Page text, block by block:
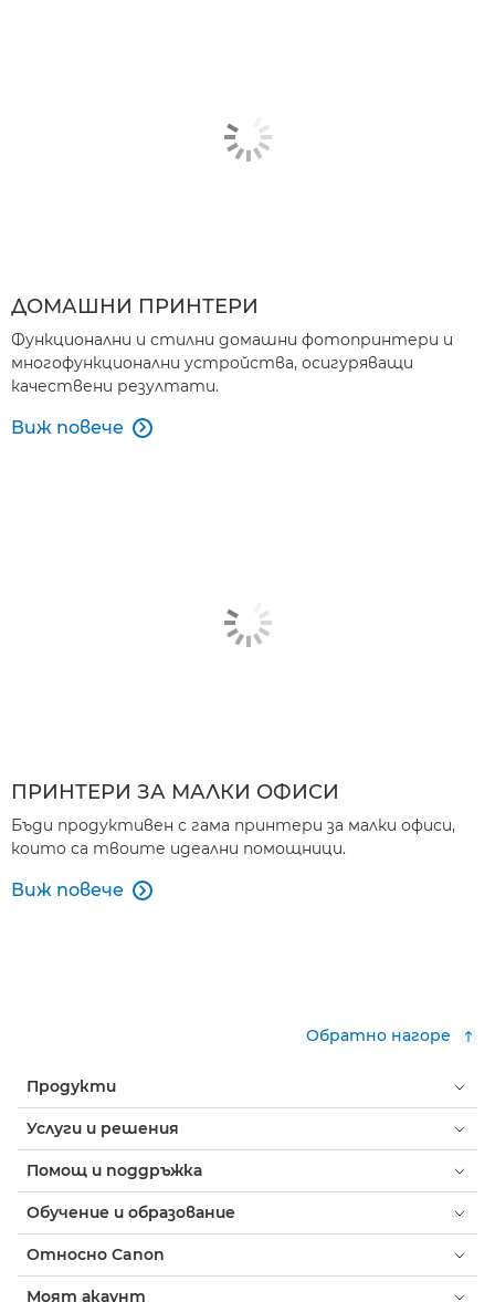
ДОМАШНИ ПРИНТЕРИ
Функционални и стилни домашни фотопринтери и
многофункционални устройства, осигуряващи
качествени резултати.
Виж повече 
ПРИНТЕРИ ЗА МАЛКИ ОФИСИ
Бъди продуктивен с гама принтери за малки офиси,
които са твоите идеални помощници.
Виж повече 
Обратно нагоре
Продукти
Услуги и решения
Помощ и поддръжка
Обучение и образование
Относно Canon
Моят акаунт